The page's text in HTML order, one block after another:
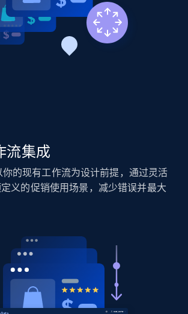
375+ 立即开始
Brand, Description, Initial
375+ 立即开始
global dataset -
by keyword search
Brand, Description, Initial
Availability, Reviews count, and
流集成
你的现有工作流为设计前提，通过灵活
义的促销使用场景，减少错误并最大